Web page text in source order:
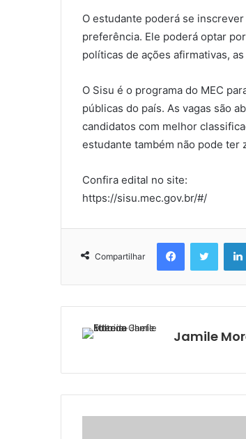
O estudante poderá se
preferência. Ele poderá optar
políticas de ações afirmativas, as
O Sisu é o programa do MEC
públicas do país. As vagas são
candidatos com melhor
estudante também não pode ter
Confira edital no site:
https://sisu.mec.gov.br/#/
Compartilhar
Facebook
Jamile